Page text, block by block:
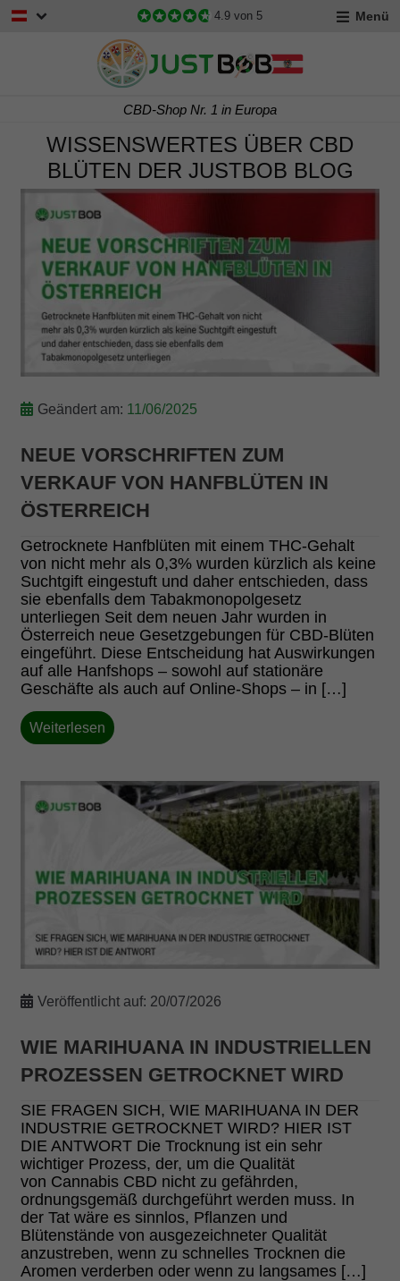
4.9 von 5 Menü
Kostenloser Versand ab 60 €
WISSENSWERTES ÜBER CBD
BLÜTEN DER JUSTBOB BLOG
Geändert am: 11/06/2025
NEUE VORSCHRIFTEN ZUM
VERKAUF VON HANFBLÜTEN IN
ÖSTERREICH
Getrocknete Hanfblüten mit einem THC-Gehalt
von nicht mehr als 0,3% wurden kürzlich als keine
Suchtgift eingestuft und daher entschieden, dass
sie ebenfalls dem Tabakmonopolgesetz
unterliegen Seit dem neuen Jahr wurden in
Österreich neue Gesetzgebungen für CBD-Blüten
eingeführt. Diese Entscheidung hat Auswirkungen
auf alle Hanfshops – sowohl auf stationäre
Geschäfte als auch auf Online-Shops – in […]
Weiterlesen
Veröffentlicht auf: 20/07/2026
WIE MARIHUANA IN INDUSTRIELLEN
PROZESSEN GETROCKNET WIRD
SIE FRAGEN SICH, WIE MARIHUANA IN DER
INDUSTRIE GETROCKNET WIRD? HIER IST
DIE ANTWORT Die Trocknung ist ein sehr
wichtiger Prozess, der, um die Qualität
von Cannabis CBD nicht zu gefährden,
ordnungsgemäß durchgeführt werden muss. In
der Tat wäre es sinnlos, Pflanzen und
Blütenstände von ausgezeichneter Qualität
anzustreben, wenn zu schnelles Trocknen die
Aromen verderben oder wenn zu langsames […]